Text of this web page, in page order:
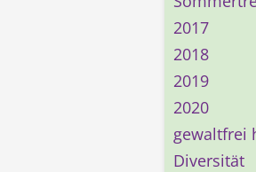
2017
2018
2019
2020
gewaltfrei
Diversität